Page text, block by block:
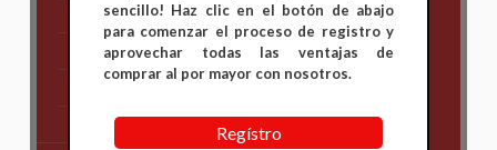
KTM
Suzuki
Yamaha
sencillo! Haz clic en el botón de abajo
para comenzar el proceso de registro y
aprovechar todas las ventajas de
comprar al por mayor con nosotros.
Regístro